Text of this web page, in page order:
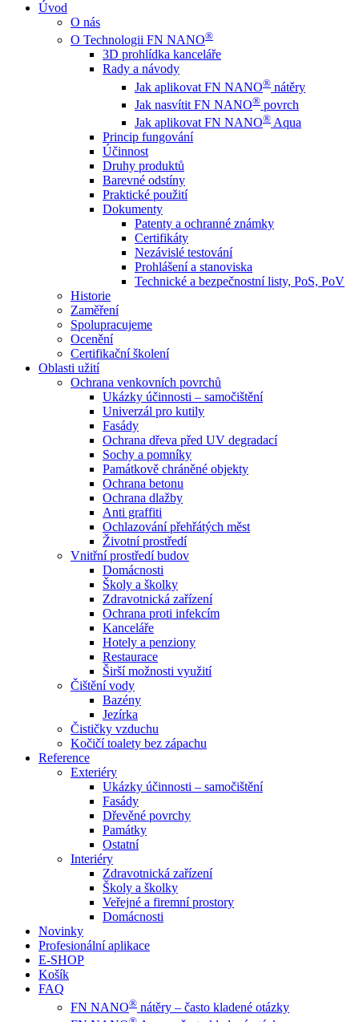
Úvod
O nás
O Technologii FN NANO®
3D prohlídka kanceláře
Rady a návody
Jak aplikovat FN NANO® nátěry
Jak nasvítit FN NANO® povrch
Jak aplikovat FN NANO® Aqua
Princip fungování
Účinnost
Druhy produktů
Barevné odstíny
Praktické použití
Dokumenty
Patenty a ochranné známky
Certifikáty
Nezávislé testování
Prohlášení a stanoviska
Technické a bezpečnostní listy, PoS, PoV
Historie
Zaměření
Spolupracujeme
Ocenění
Certifikační školení
Oblasti užití
Ochrana venkovních povrchů
Ukázky účinnosti – samočištění
Univerzál pro kutily
Fasády
Ochrana dřeva před UV degradací
Sochy a pomníky
Památkově chráněné objekty
Ochrana betonu
Ochrana dlažby
Anti graffiti
Ochlazování přehřátých měst
Životní prostředí
Vnitřní prostředí budov
Domácnosti
Školy a školky
Zdravotnická zařízení
Ochrana proti infekcím
Kanceláře
Hotely a penziony
Restaurace
Širší možnosti využití
Čištění vody
Bazény
Jezírka
Čističky vzduchu
Kočičí toalety bez zápachu
Reference
Exteriéry
Ukázky účinnosti – samočištění
Fasády
Dřevěné povrchy
Památky
Ostatní
Interiéry
Zdravotnická zařízení
Školy a školky
Veřejné a firemní prostory
Domácnosti
Novinky
Profesionální aplikace
E-SHOP
Košík
FAQ
FN NANO® nátěry – často kladené otázky